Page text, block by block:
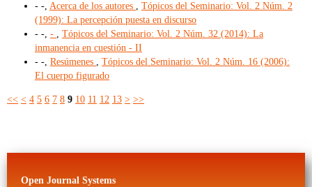
- -, Acerca de los autores , Tópicos del Seminario: Vol. 2 Núm. 2
(1999): La percepción puesta en discurso
- -, - , Tópicos del Seminario: Vol. 2 Núm. 32 (2014): La
inmanencia en cuestión - II
- -, Resúmenes , Tópicos del Seminario: Vol. 2 Núm. 16 (2006):
El cuerpo figurado
<< < 4 5 6 7 8 9 10 11 12 13 > >>
Open Journal Systems